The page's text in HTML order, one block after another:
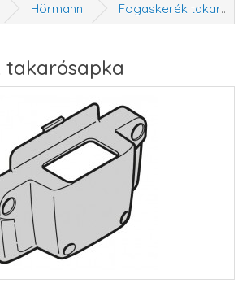
Hörmann Fogaskerék takarósapka
takarósapka